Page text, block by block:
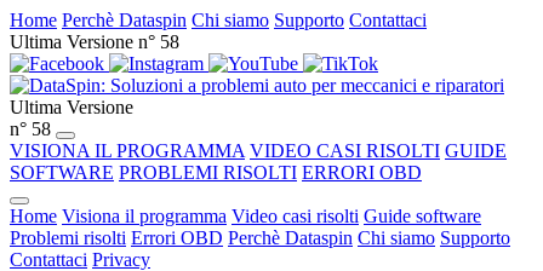
Home Perchè Dataspin Chi siamo Supporto Contattaci
Ultima Versione n° 58
Ultima Versione
n° 58
VISIONA IL PROGRAMMA VIDEO CASI RISOLTI GUIDE
SOFTWARE PROBLEMI RISOLTI ERRORI OBD
Home Visiona il programma Video casi risolti Guide software
Problemi risolti Errori OBD Perchè Dataspin Chi siamo Supporto
Contattaci Privacy